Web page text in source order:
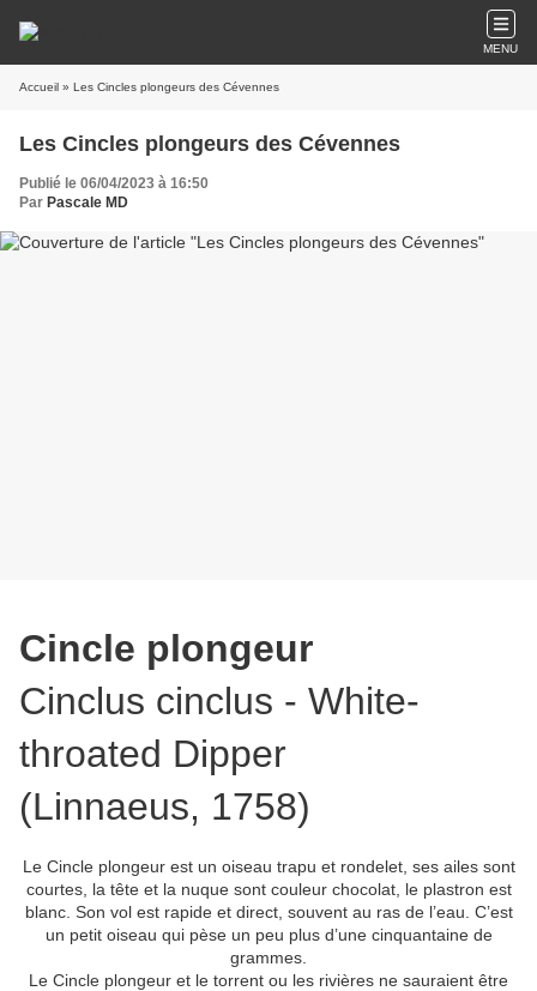
MENU
Accueil » Les Cincles plongeurs des Cévennes
Les Cincles plongeurs des Cévennes
Publié le 06/04/2023 à 16:50
Par Pascale MD
Cincle plongeur
Cinclus cinclus - White-
throated Dipper
(Linnaeus, 1758)
Le Cincle plongeur est un oiseau trapu et rondelet, ses ailes sont
courtes, la tête et la nuque sont couleur chocolat, le plastron est
blanc. Son vol est rapide et direct, souvent au ras de l’eau. C’est
un petit oiseau qui pèse un peu plus d’une cinquantaine de
grammes.
Le Cincle plongeur et le torrent ou les rivières ne sauraient être